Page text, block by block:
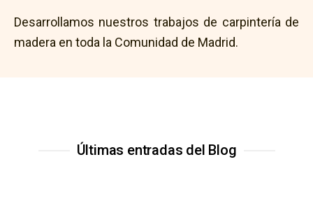
Desarrollamos nuestros trabajos de carpintería de
madera en toda la Comunidad de Madrid.
Últimas entradas del Blog